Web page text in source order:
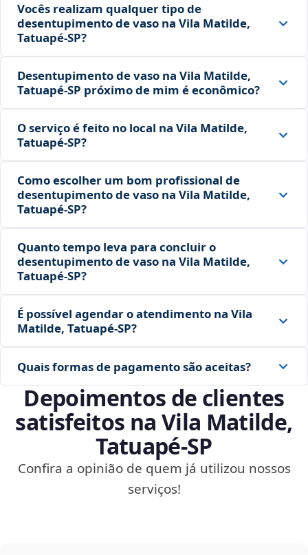
Vocês realizam qualquer tipo de
desentupimento de vaso na Vila Matilde,
Tatuapé‑SP?
Desentupimento de vaso na Vila Matilde,
Tatuapé‑SP próximo de mim é econômico?
O serviço é feito no local na Vila Matilde,
Tatuapé‑SP?
Como escolher um bom profissional de
desentupimento de vaso na Vila Matilde,
Tatuapé‑SP?
Quanto tempo leva para concluir o
desentupimento de vaso na Vila Matilde,
Tatuapé‑SP?
É possível agendar o atendimento na Vila
Matilde, Tatuapé‑SP?
Quais formas de pagamento são aceitas?
Depoimentos de clientes
satisfeitos na Vila Matilde,
Tatuapé‑SP
Confira a opinião de quem já utilizou nossos
serviços!